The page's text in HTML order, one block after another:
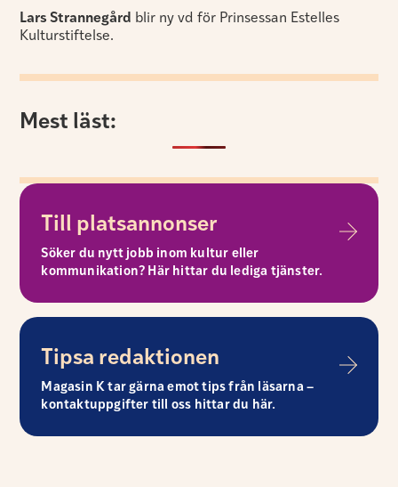
Lars Strannegård blir ny vd för Prinsessan Estelles
Kulturstiftelse.
Mest läst:
Till platsannonser
Söker du nytt jobb inom kultur eller
kommunikation? Här hittar du lediga tjänster.
Tipsa redaktionen
Magasin K tar gärna emot tips från läsarna –
kontaktuppgifter till oss hittar du här.